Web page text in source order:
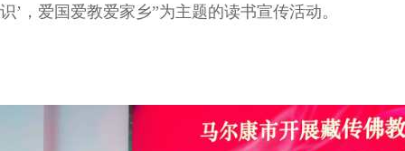
识’，爱国爱教爱家乡”为主题的读书宣传活动。